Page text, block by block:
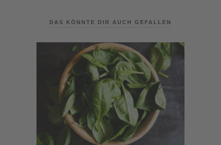
DAS KÖNNTE DIR AUCH GEFALLEN